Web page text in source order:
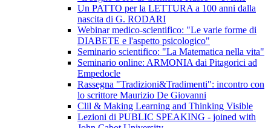
Un PATTO per la LETTURA a 100 anni dalla
nascita di G. RODARI
Webinar medico-scientifico: "Le varie forme di
DIABETE e l'aspetto psicologico"
Seminario scientifico: "La Matematica nella vita"
Seminario online: ARMONIA dai Pitagorici ad
Empedocle
Rassegna "Tradizioni&Tradimenti": incontro con
lo scrittore Maurizio De Giovanni
Clil & Making Learning and Thinking Visible
Lezioni di PUBLIC SPEAKING - joined with